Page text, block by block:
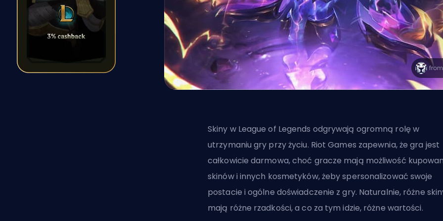
Skiny w League of Legends odgrywają ogromną rolę w
utrzymaniu gry przy życiu. Riot Games zapewnia, że gra jest
całkowicie darmowa, choć gracze mają możliwość
skinów i innych kosmetyków, żeby spersonalizować swoje
postacie i ogólne doświadczenie z gry. Naturalnie, różne
mają różne rzadkości, a co za tym idzie, różne wartości.